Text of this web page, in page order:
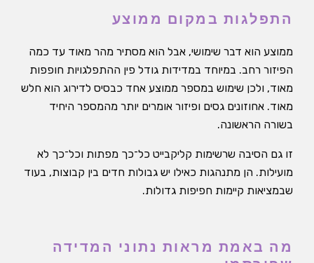
התפלגות במקום ממוצע
ממוצע הוא דבר שימושי, אבל הוא מסתיר מהר מאוד עד כמה
הפיזור רחב. במיוחד במדידות גודל פין ההתפלגויות חופפות
מאוד, ולכן שימוש במספר ממוצע אחד כבסיס לדירוג הוא חלש
מאוד. אחוזונים גסים ופיזור אומרים יותר מהמספר היחיד
בשורה הראשונה.
זו גם הסיבה שרשימות קליקבייט כל־כך מפתות וכל־כך לא
מועילות. הן מתנהגות כאילו יש גבולות חדים בין קבוצות, בעוד
שבמציאות קיימות חפיפות גדולות.
מה באמת מראות נתוני המדידה